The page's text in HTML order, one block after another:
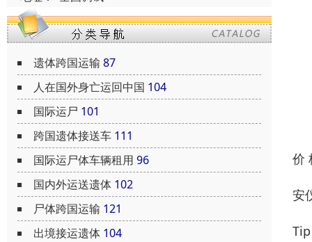
遗体跨国运输 87
人在国外身亡运回中国 104
国际运尸 101
跨国遗体接送车 111
国际运尸体车辆租用 96
国内外运送遗体 102
尸体跨国运输 121
出境接运遗体 104
价
安